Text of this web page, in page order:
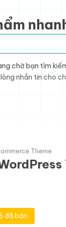
chờ bạn tìm
nhắn tin cho
Theme
đã bán